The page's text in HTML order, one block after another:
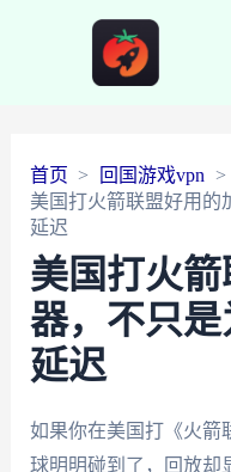
首页
回国游戏vpn
美国打火箭联盟好用的
延迟
美国打火
器，不只
延迟
如果你在美国打《火箭
球明明碰到了，回放却